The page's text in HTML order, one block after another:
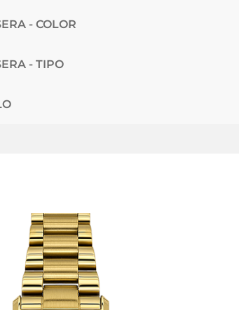
- COLOR
- TIPO